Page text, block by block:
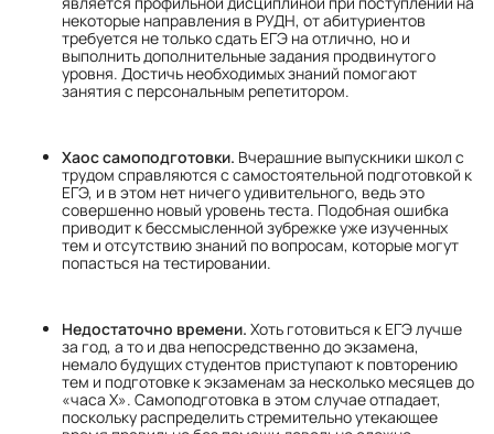
некоторые направления в РУДН, от абитуриентов
требуется не только сдать ЕГЭ на отлично, но и
выполнить дополнительные задания продвинутого
уровня. Достичь необходимых знаний помогают
занятия с персональным репетитором.
Хаос самоподготовки. Вчерашние выпускники школ с
трудом справляются с самостоятельной подготовкой к
ЕГЭ, и в этом нет ничего удивительного, ведь это
совершенно новый уровень теста. Подобная ошибка
приводит к бессмысленной зубрежке уже изученных
тем и отсутствию знаний по вопросам, которые могут
попасться на тестировании.
Недостаточно времени. Хоть готовиться к ЕГЭ лучше
за год, а то и два непосредственно до экзамена,
немало будущих студентов приступают к повторению
тем и подготовке к экзаменам за несколько месяцев до
«часа Х». Самоподготовка в этом случае отпадает,
поскольку распределить стремительно утекающее